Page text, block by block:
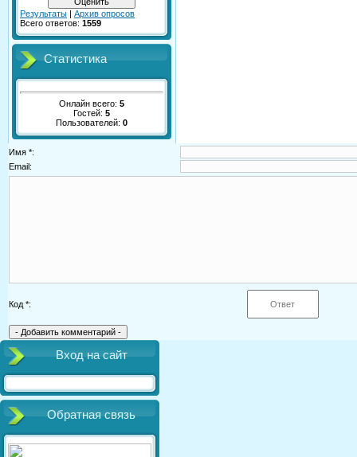
Результаты | Архив опросов
Всего ответов: 1559
Статистика
Онлайн всего: 5
Гостей: 5
Пользователей: 0
Имя *:
Email:
Код *:
Вход на сайт
Обратная связь